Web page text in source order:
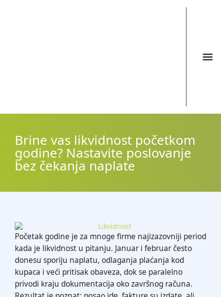
Brine vas likvidnost početkom
godine? Nastavite poslovanje
bez čekanja naplate
Početak godine je za mnoge firme najizazovniji period
kada je likvidnost u pitanju. Januar i februar često
donesu sporiju naplatu, odlaganja plaćanja kod
kupaca i veći pritisak obaveza, dok se paralelno
privodi kraju dokumentacija oko završnog računa.